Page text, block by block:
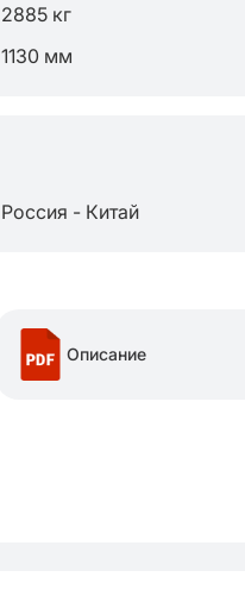
2885 кг
1130 мм
Россия - Китай
Описание